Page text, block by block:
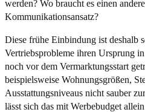
werden? Wo braucht es einen
Kommunikationsansatz?
Diese frühe Einbindung ist deshalb
Vertriebsprobleme ihren Ursprung
noch vor dem Vermarktungsstart
beispielsweise Wohnungsgrößen,
Ausstattungsniveaus nicht sauber
lässt sich das mit Werbebudget